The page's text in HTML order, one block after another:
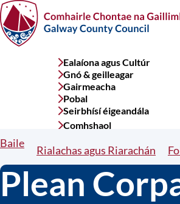
Skip
to
main
ServicesEalaíona agus Cultúr
Gnó & geilleagar
Gairmeacha
Pobal
Seirbhísí éigeandála
Comhshaol
Breadcrumbs
Baile
Rialachas agus Riarachán
Plean